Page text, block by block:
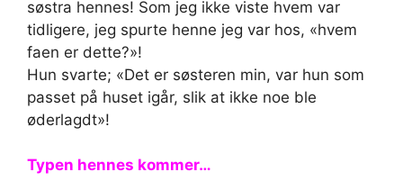
søstra hennes! Som jeg ikke viste hvem var
tidligere, jeg spurte henne jeg var hos, «hvem
faen er dette?»!
Hun svarte; «Det er søsteren min, var hun som
passet på huset igår, slik at ikke noe ble
øderlagdt»!
Typen hennes kommer…